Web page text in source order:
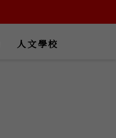
人文學校